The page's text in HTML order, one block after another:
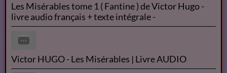
Les Misérables tome 1 ( Fantine ) de Victor Hugo -
livre audio français + texte intégrale -
Victor HUGO - Les Misérables | Livre AUDIO